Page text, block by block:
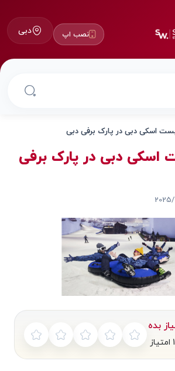
نصب اپ دبی
اسکی دبی در پارک برفی دبی
دبی در پارک برفی
بده